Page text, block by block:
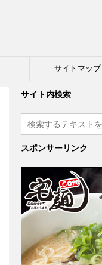
サイトマップ
サイト内検索
スポンサーリンク